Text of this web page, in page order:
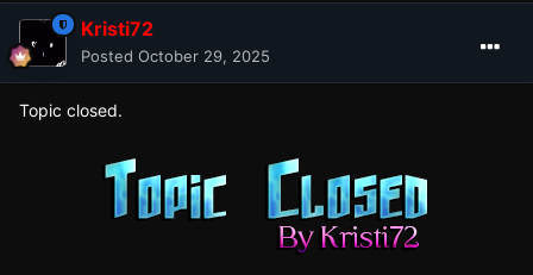
Kristi72
Posted October 29, 2025
Topic closed.